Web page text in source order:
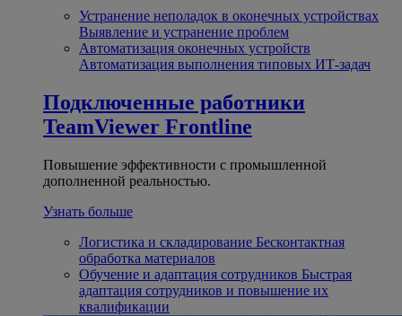
Устранение неполадок в оконечных устройствах
Выявление и устранение проблем
Автоматизация оконечных устройств
Автоматизация выполнения типовых ИТ-задач
Подключенные работники
TeamViewer Frontline
Повышение эффективности с промышленной
дополненной реальностью.
Узнать больше
Логистика и складирование Бесконтактная
обработка материалов
Обучение и адаптация сотрудников Быстрая
адаптация сотрудников и повышение их
квалификации